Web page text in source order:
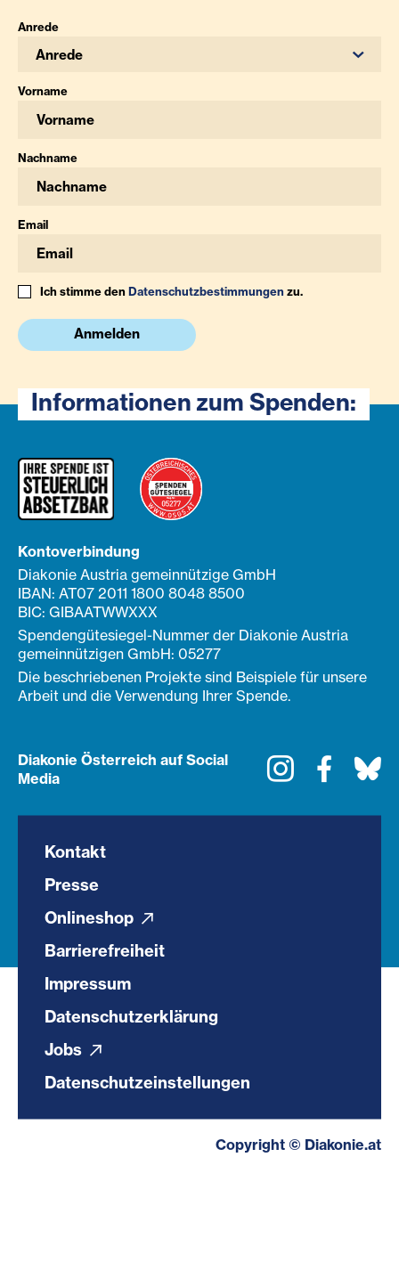
Anrede
Anrede
Vorname
Nachname
Email
Ich stimme denDatenschutzbestimmungenzu.
Anmelden
Informationen zum Spenden:
Kontoverbindung
Diakonie Austria gemeinnützige GmbH
IBAN: AT07 2011 1800 8048 8500
BIC: GIBAATWWXXX
Spendengütesiegel-Nummer der Diakonie Austria
gemeinnützigen GmbH: 05277
Die beschriebenen Projekte sind Beispiele für unsere
Arbeit und die Verwendung Ihrer Spende.
Diakonie Österreich auf Social
Media
Instagram
Kontakt
Presse
Onlineshop
Barrierefreiheit
Impressum
Datenschutzerklärung
Jobs
Datenschutzeinstellungen
Copyright © Diakonie.at